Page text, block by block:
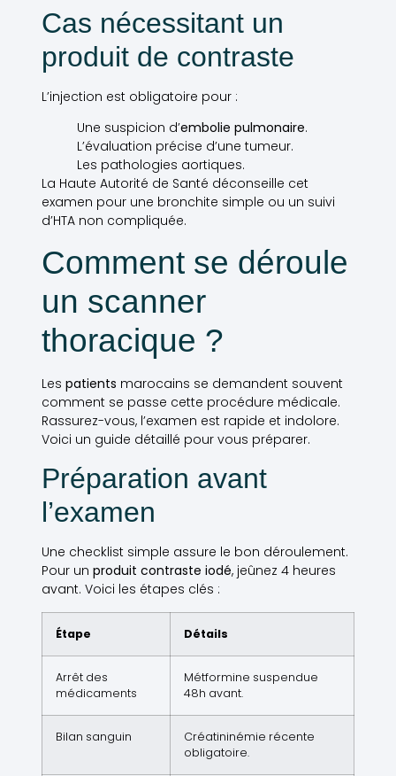
Cas nécessitant un
produit de contraste
L’injection est obligatoire pour :
Une suspicion d’embolie pulmonaire.
L’évaluation précise d’une tumeur.
Les pathologies aortiques.
La Haute Autorité de Santé déconseille cet
examen pour une bronchite simple ou un suivi
d’HTA non compliquée.
Comment se déroule
un scanner
thoracique ?
Les patients marocains se demandent souvent
comment se passe cette procédure médicale.
Rassurez-vous, l’examen est rapide et indolore.
Voici un guide détaillé pour vous préparer.
Préparation avant
l’examen
Une checklist simple assure le bon déroulement.
Pour un produit contraste iodé, jeûnez 4 heures
avant. Voici les étapes clés :
Étape Détails
Arrêt des
médicaments
Métformine suspendue
48h avant.
Bilan sanguin
Créatininémie récente
obligatoire.